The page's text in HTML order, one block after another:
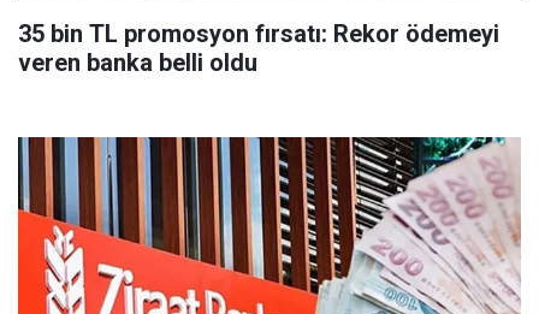
35 bin TL promosyon fırsatı: Rekor ödemeyi
veren banka belli oldu